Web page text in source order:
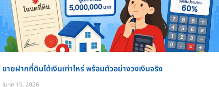
ขายฝากที่ดินได้เงินเท่าไหร่ พร้อมตัวอย่างวงเงินจริง
June 15, 2026